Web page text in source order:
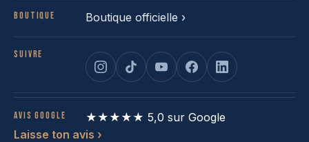
Boutique Boutique officielle ›
Suivre
Avis Google
★★★★★ 5,0 sur Google
Laisse ton avis ›